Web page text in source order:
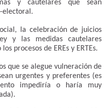
y cautelares que sean
electoral.
la celebración de juicios
y las medidas cautelares
procesos de EREs y ERTEs.
que se alegue vulneración de
urgentes y preferentes (es
impediría o haría muy